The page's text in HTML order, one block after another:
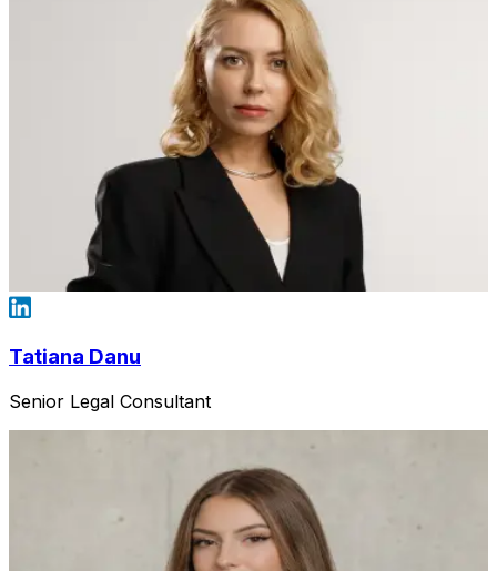
Tatiana Danu
Senior Legal Consultant